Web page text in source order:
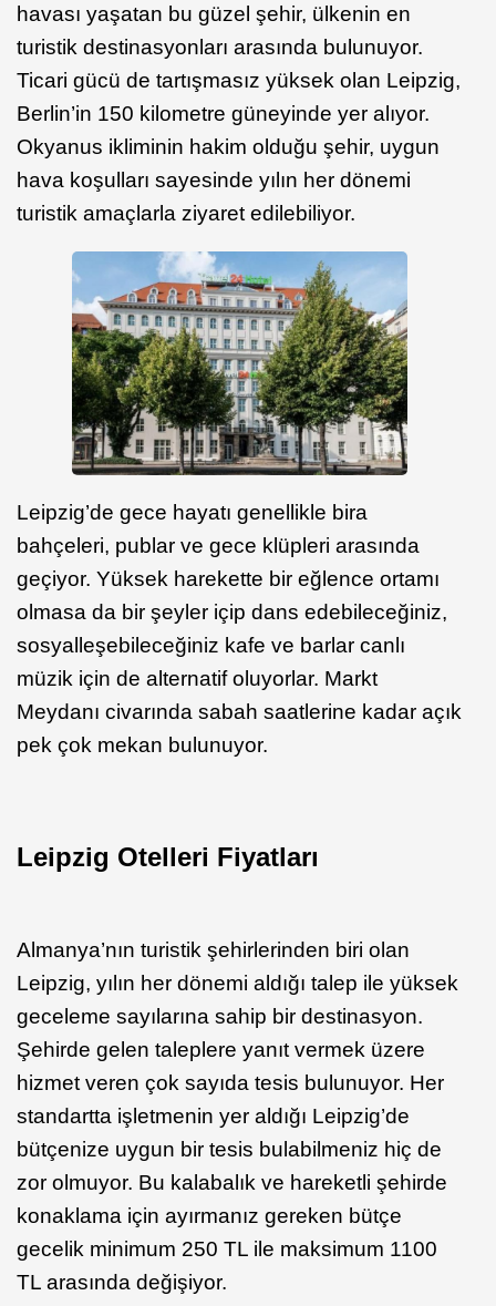
havası yaşatan bu güzel şehir, ülkenin en
turistik destinasyonları arasında bulunuyor.
Ticari gücü de tartışmasız yüksek olan Leipzig,
Berlin’in 150 kilometre güneyinde yer alıyor.
Okyanus ikliminin hakim olduğu şehir, uygun
hava koşulları sayesinde yılın her dönemi
turistik amaçlarla ziyaret edilebiliyor.
Leipzig’de gece hayatı genellikle bira
bahçeleri, publar ve gece klüpleri arasında
geçiyor. Yüksek harekette bir eğlence ortamı
olmasa da bir şeyler içip dans edebileceğiniz,
sosyalleşebileceğiniz kafe ve barlar canlı
müzik için de alternatif oluyorlar. Markt
Meydanı civarında sabah saatlerine kadar açık
pek çok mekan bulunuyor.
Leipzig Otelleri Fiyatları
Almanya’nın turistik şehirlerinden biri olan
Leipzig, yılın her dönemi aldığı talep ile yüksek
geceleme sayılarına sahip bir destinasyon.
Şehirde gelen taleplere yanıt vermek üzere
hizmet veren çok sayıda tesis bulunuyor. Her
standartta işletmenin yer aldığı Leipzig’de
bütçenize uygun bir tesis bulabilmeniz hiç de
zor olmuyor. Bu kalabalık ve hareketli şehirde
konaklama için ayırmanız gereken bütçe
gecelik minimum 250 TL ile maksimum 1100
TL arasında değişiyor.